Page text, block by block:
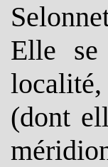
Elle se
(dont